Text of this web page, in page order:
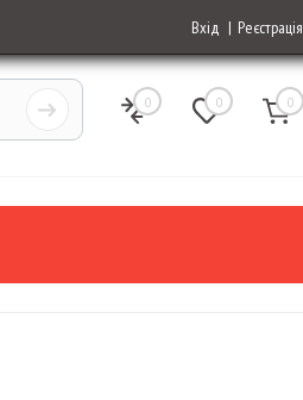
Вхід Реєстрація
0 0 0